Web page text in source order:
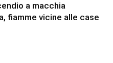
a macchia
fiamme vicine alle case